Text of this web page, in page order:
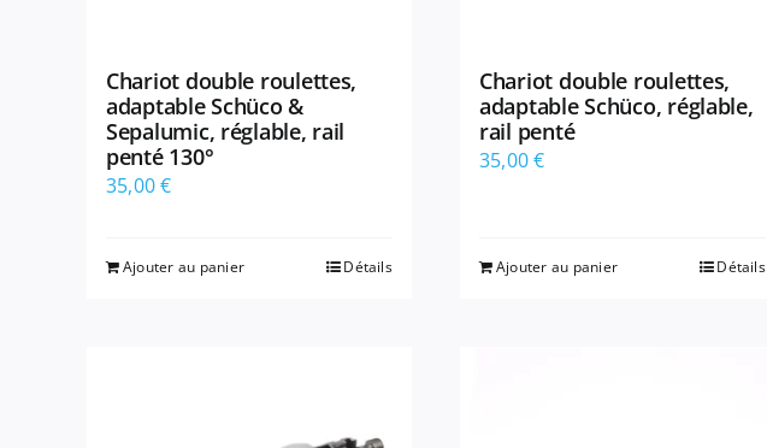
Chariot double roulettes,
adaptable Schüco &
Sepalumic, réglable, rail
penté 130°
35,00€
Ajouter au panier Détails
Chariot double roulettes,
adaptable Schüco, réglable,
rail penté
35,00€
Ajouter au panier Détails